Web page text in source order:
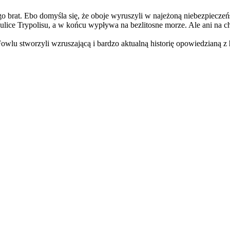
brat. Ebo domyśla się, że oboje wyruszyli w najeżoną
Trypolisu, a w końcu wypływa na bezlitosne morze. Ale ani na
stworzyli wzruszającą i bardzo aktualną historię opowiedzianą z